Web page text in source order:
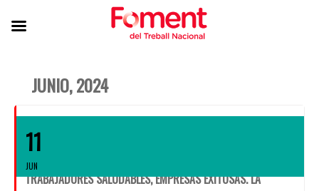
JUNIO, 2024
11
JUN
TRABAJADORES SALUDABLES, EMPRESAS EXITOSAS. LA